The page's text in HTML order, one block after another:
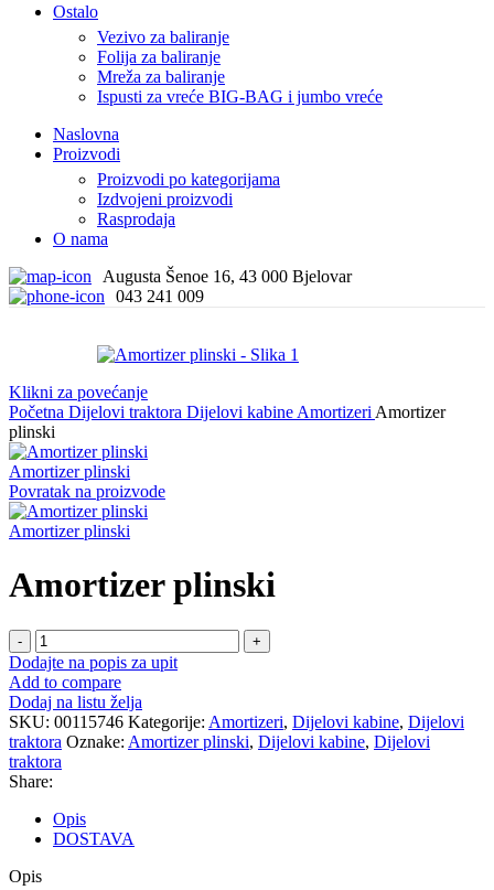
Ostalo
Vezivo za baliranje
Folija za baliranje
Mreža za baliranje
Ispusti za vreće BIG-BAG i jumbo vreće
Naslovna
Proizvodi
Proizvodi po kategorijama
Izdvojeni proizvodi
Rasprodaja
O nama
Augusta Šenoe 16, 43 000 Bjelovar
043 241 009
Klikni za povećanje
Početna Dijelovi traktora Dijelovi kabine Amortizeri Amortizer
plinski
Amortizer plinski
Povratak na proizvode
Amortizer plinski
Amortizer plinski
Amortizer
plinski
količina
Dodajte na popis za upit
Add to compare
Dodaj na listu želja
SKU: 00115746 Kategorije: Amortizeri, Dijelovi kabine, Dijelovi
traktora Oznake: Amortizer plinski, Dijelovi kabine, Dijelovi
traktora
Share:
Opis
DOSTAVA
Opis